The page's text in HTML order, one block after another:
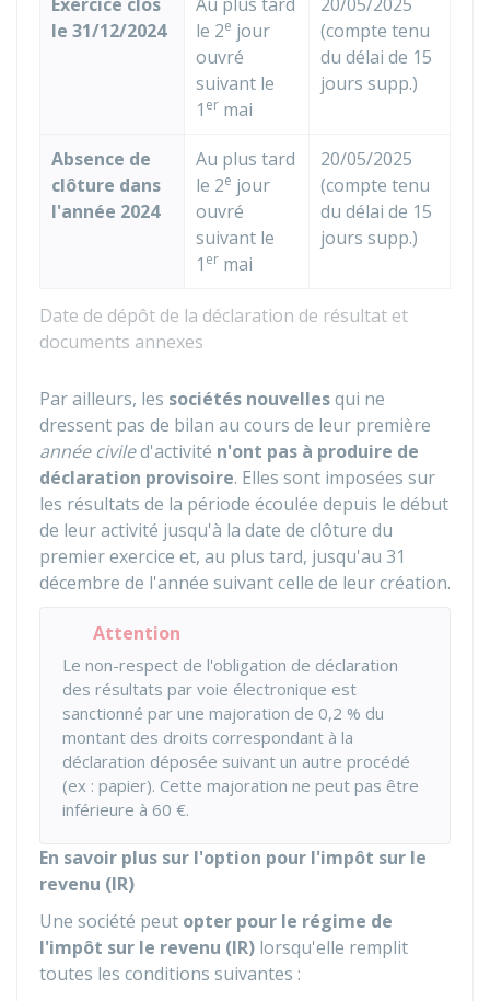
Date de dépôt de la déclaration de résultat et
documents annexes
le 31/12/2024
le 2e jour
ouvré
suivant le
1 er mai
(compte tenu
du délai de 15
jours supp.)
Absence de
clôture dans
l'année 2024
Au plus tard
le 2e jour
ouvré
suivant le
1 er mai
20/05/2025
(compte tenu
du délai de 15
jours supp.)
Par ailleurs, les sociétés nouvellesqui ne
dressent pas de bilan au cours de leur première
année civiled'activité n'ont pas à produire de
déclaration provisoire. Elles sont imposées sur
les résultats de la période écoulée depuis le début
de leur activité jusqu'à la date de clôture du
premier exercice et, au plus tard, jusqu'au 31
décembre de l'année suivant celle de leur création.
Attention
Le non-respect de l'obligation de déclaration
des résultats par voie électronique est
sanctionné par une majoration de 0,2 % du
montant des droits correspondant à la
déclaration déposée suivant un autre procédé
(ex : papier). Cette majoration ne peut pas être
inférieure à 60 €.
En savoir plus sur l'option pour l'impôt sur le
revenu (IR)
Une société peut opter pour le régime de
l'impôt sur le revenu (IR) lorsqu'elle remplit
toutes les conditions suivantes :